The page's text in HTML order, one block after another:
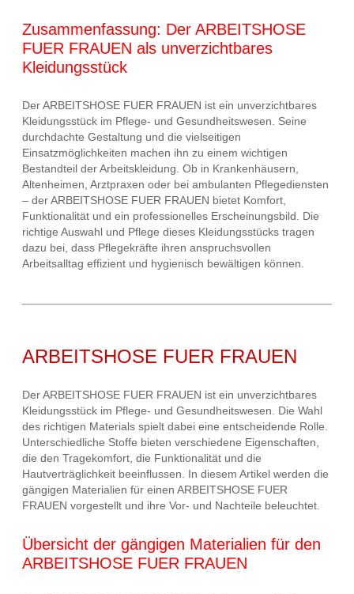
Zusammenfassung: Der ARBEITSHOSE
FUER FRAUEN als unverzichtbares
Kleidungsstück
Der ARBEITSHOSE FUER FRAUEN ist ein unverzichtbares
Kleidungsstück im Pflege- und Gesundheitswesen. Seine
durchdachte Gestaltung und die vielseitigen
Einsatzmöglichkeiten machen ihn zu einem wichtigen
Bestandteil der Arbeitskleidung. Ob in Krankenhäusern,
Altenheimen, Arztpraxen oder bei ambulanten Pflegediensten
– der ARBEITSHOSE FUER FRAUEN bietet Komfort,
Funktionalität und ein professionelles Erscheinungsbild. Die
richtige Auswahl und Pflege dieses Kleidungsstücks tragen
dazu bei, dass Pflegekräfte ihren anspruchsvollen
Arbeitsalltag effizient und hygienisch bewältigen können.
ARBEITSHOSE FUER FRAUEN
Der ARBEITSHOSE FUER FRAUEN ist ein unverzichtbares
Kleidungsstück im Pflege- und Gesundheitswesen. Die Wahl
des richtigen Materials spielt dabei eine entscheidende Rolle.
Unterschiedliche Stoffe bieten verschiedene Eigenschaften,
die den Tragekomfort, die Funktionalität und die
Hautverträglichkeit beeinflussen. In diesem Artikel werden die
gängigen Materialien für einen ARBEITSHOSE FUER
FRAUEN vorgestellt und ihre Vor- und Nachteile beleuchtet.
Übersicht der gängigen Materialien für den
ARBEITSHOSE FUER FRAUEN